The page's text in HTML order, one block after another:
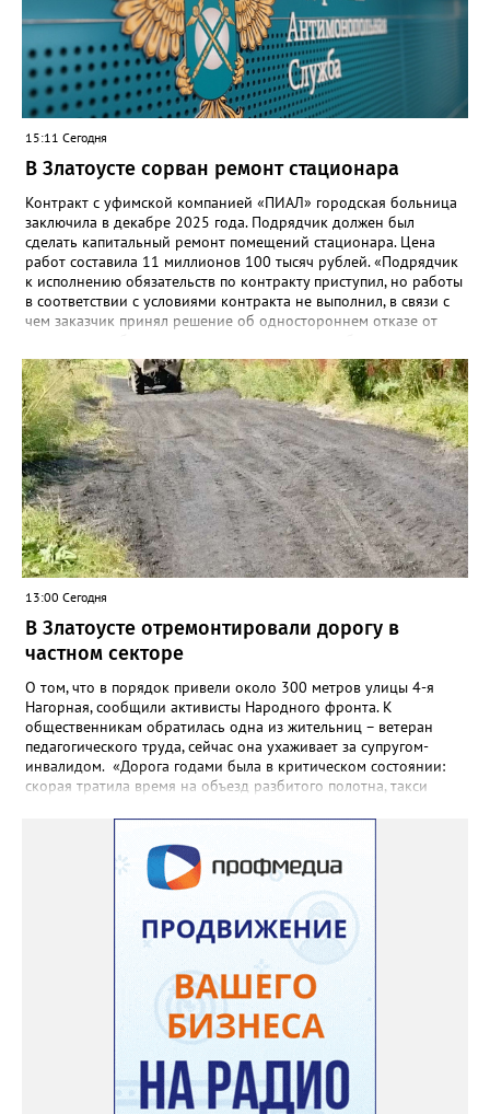
«Госуслуги Моя школа», не просто сохранятся, они будут
собраны в одном месте, подчеркнули в ведомстве. Причём в
этом случае переход на ТОР станет вообще незаметным.
15:11 Сегодня
В Златоусте сорван ремонт стационара
Контракт с уфимской компанией «ПИАЛ» городская больница
заключила в декабре 2025 года. Подрядчик должен был
сделать капитальный ремонт помещений стационара. Цена
работ составила 11 миллионов 100 тысяч рублей. «Подрядчик
к исполнению обязательств по контракту приступил, но работы
в соответствии с условиями контракта не выполнил, в связи с
чем заказчик принял решение об одностороннем отказе от
Челябинском УФАС. Антимонопольная служба приняла
решение включить ООО «ПИАЛ» в реестр недобросовестных
поставщиков. В чёрном списке уфимский подрядчик будет два
года.
13:00 Сегодня
В Златоусте отремонтировали дорогу в
частном секторе
О том, что в порядок привели около 300 метров улицы 4-я
Нагорная, сообщили активисты Народного фронта. К
общественникам обратилась одна из жительниц – ветеран
педагогического труда, сейчас она ухаживает за супругом-
инвалидом. «Дорога годами была в критическом состоянии:
скорая тратила время на объезд разбитого полотна, такси
однажды реанимация не смогла добраться до больного.
Жители писали в администрацию города и другие инстанции,
пытались ремонтировать дорогу своими силами – всё тщетно»,
– рассказали в ОНФ. Общественники подчеркнули: именно
они добились, чтобы участок разровняли и отсыпали. Для
этого потребовалось обратиться в мэрию Златоуста.